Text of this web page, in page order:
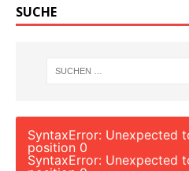
SUCHE
SyntaxError: Unexpected
position 0
SyntaxError: Unexpected